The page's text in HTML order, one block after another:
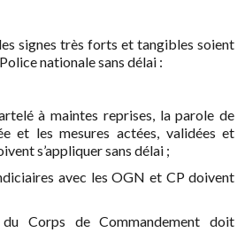
signes très forts et tangibles soient
nationale sans délai :
à maintes reprises, la parole de
et les mesures actées, validées et
s’appliquer sans délai ;
avec les OGN et CP doivent
Corps de Commandement doit